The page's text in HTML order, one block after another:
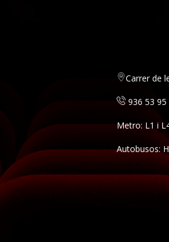
Carrer de
936 53 95
Metro: L1 i
Autobusos: